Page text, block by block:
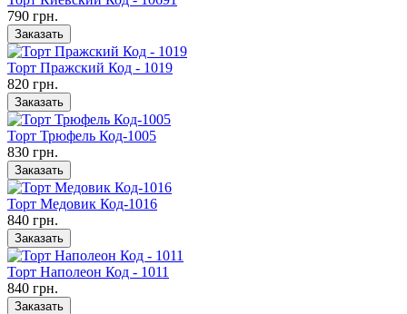
790 грн.
Заказать
Торт Пражский Код - 1019
820 грн.
Заказать
Торт Трюфель Код-1005
830 грн.
Заказать
Торт Медовик Код-1016
840 грн.
Заказать
Торт Наполеон Код - 1011
840 грн.
Заказать